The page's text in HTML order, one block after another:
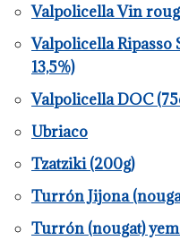
Valpolicella Vin
Valpolicella Ripasso
13,5%)
Valpolicella DOC
Ubriaco
Tzatziki (200g)
Turrón Jijona
Turrón (nougat)